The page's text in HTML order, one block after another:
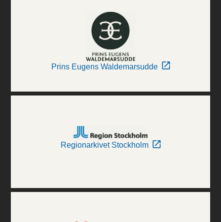
Prins Eugens Waldemarsudde
Regionarkivet Stockholm